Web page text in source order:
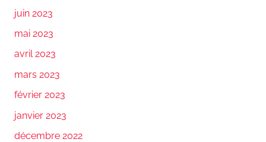
juin 2023
mai 2023
avril 2023
mars 2023
février 2023
janvier 2023
décembre 2022